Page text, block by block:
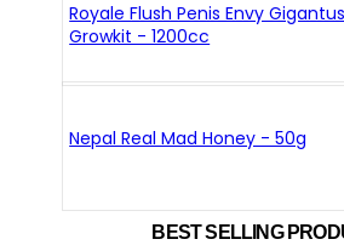
Royale Flush Penis Envy Gigantus
Growkit - 1200cc
Nepal Real Mad Honey - 50g
BEST SELLING